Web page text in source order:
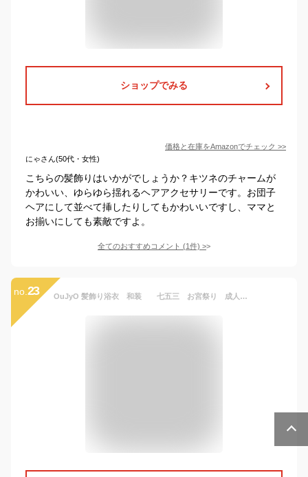
ショップでみる
価格と在庫をAmazonでチェック >>
にゃさん(50代・女性)
こちらの髪飾りはいかがでしょうか？キツネのチャームが
かわいい、ゆらゆら揺れるヘアアクセサリーです。お団子
ヘアにして並べて挿したりしてもかわいいですし、ママと
お揃いにしても素敵ですよ。
全てのおすすめコメント (1件) >
no. 23 OuJyO 髪飾り浴衣 和装 七五三 お宮祭り 成人式髪飾り赤 胡蝶しのぶ 髪飾り リボン ヘアクリップ大 ドライフラワー 髪飾り ヘアアクセサリーキッズ オシャレ 和装 着物 ヘアクリップ 花火大会 卒業式ヘアアクセサリー 結婚式 袴